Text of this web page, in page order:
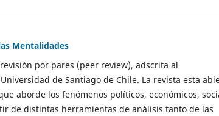
Mentalidades
por pares (peer review), adscrita al
de Santiago de Chile. La revista esta
aborde los fenómenos políticos, económicos,
de distintas herramientas de análisis tanto de las